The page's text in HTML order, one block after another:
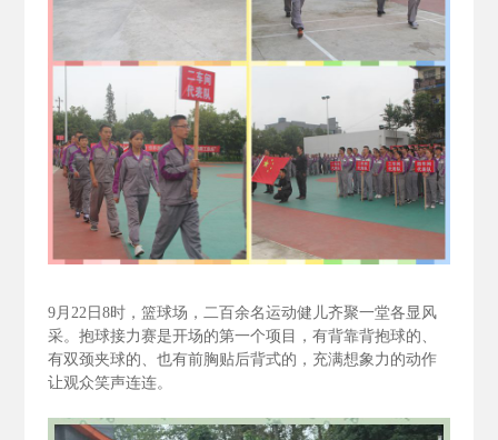
9月22日8时，篮球场，二百余名运动健儿齐聚一堂各显风
采。抱球接力赛是开场的第一个项目，有背靠背抱球的、
有双颈夹球的、也有前胸贴后背式的，充满想象力的动作
让观众笑声连连。